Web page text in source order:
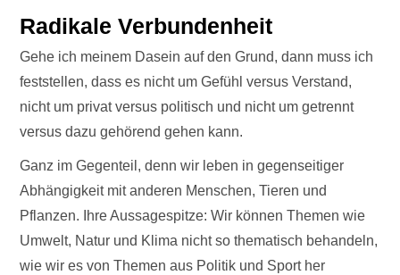
Radikale Verbundenheit
Gehe ich meinem Dasein auf den Grund, dann muss ich
feststellen, dass es nicht um Gefühl versus Verstand,
nicht um privat versus politisch und nicht um getrennt
versus dazu gehörend gehen kann.
Ganz im Gegenteil, denn wir leben in gegenseitiger
Abhängigkeit mit anderen Menschen, Tieren und
Pflanzen. Ihre Aussagespitze: Wir können Themen wie
Umwelt, Natur und Klima nicht so thematisch behandeln,
wie wir es von Themen aus Politik und Sport her